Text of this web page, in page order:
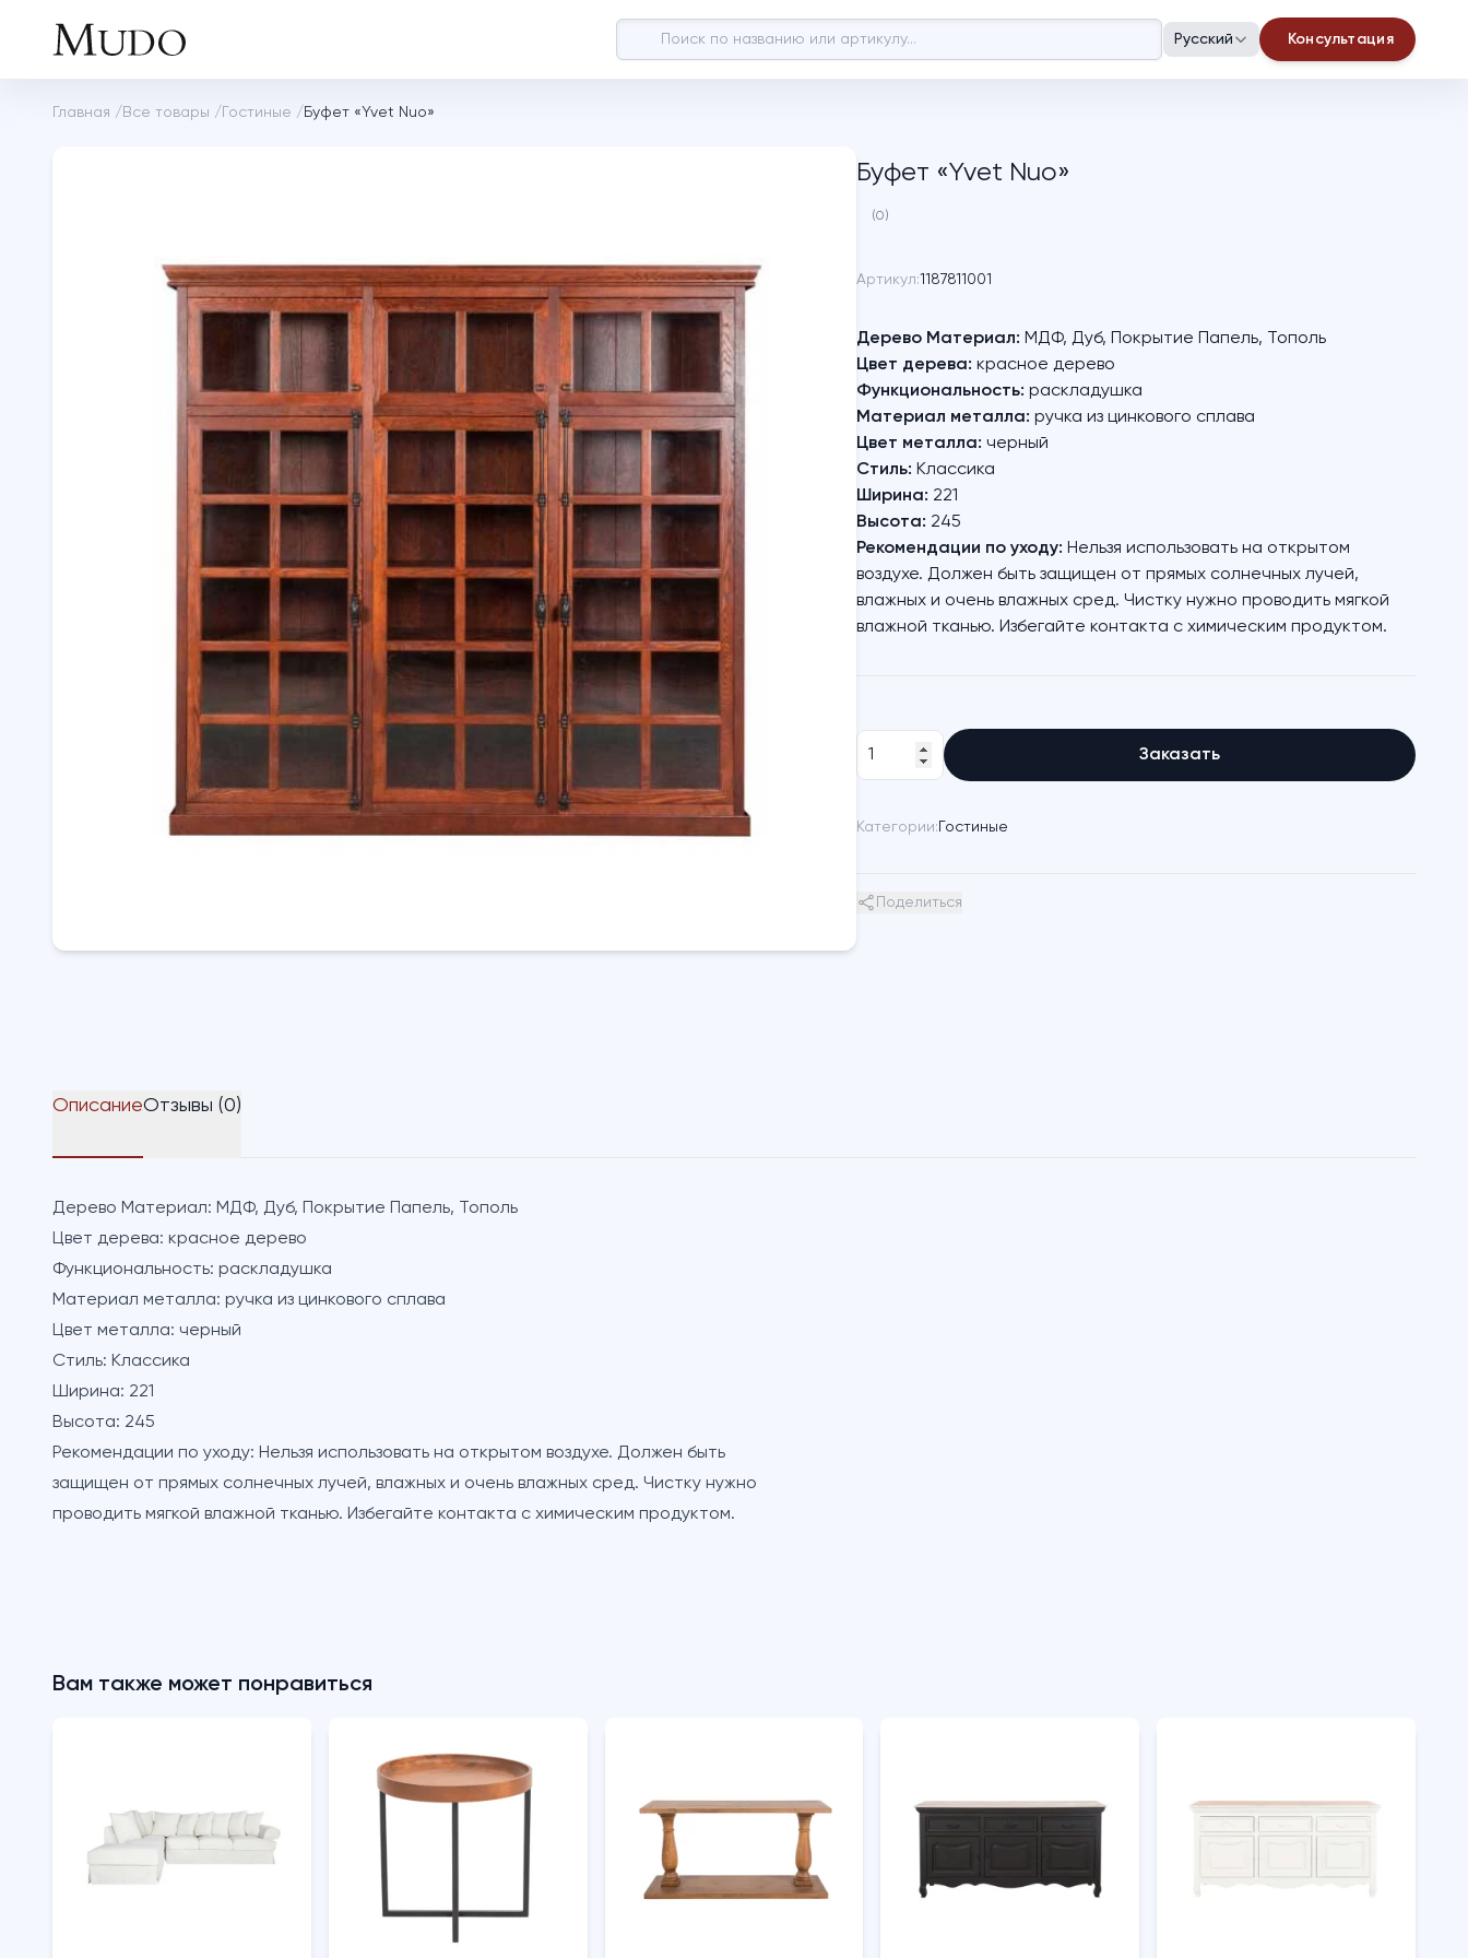
Русский Консультация
Главная / Все товары / Гостиные / Буфет «Yvet Nuo»
Буфет «Yvet Nuo»
(0)
Артикул:1187811001
Дерево Материал: МДФ, Дуб, Покрытие Папель, Тополь
Цвет дерева: красное дерево
Функциональность: раскладушка
Материал металла: ручка из цинкового сплава
Цвет металла: черный
Стиль: Классика
Ширина: 221
Высота: 245
Рекомендации по уходу: Нельзя использовать на открытом
воздухе. Должен быть защищен от прямых солнечных лучей,
влажных и очень влажных сред. Чистку нужно проводить мягкой
влажной тканью. Избегайте контакта с химическим продуктом.
Заказать
Категории: Гостиные
Поделиться
ОписаниеОтзывы (0)
Дерево Материал: МДФ, Дуб, Покрытие Папель, Тополь
Цвет дерева: красное дерево
Функциональность: раскладушка
Материал металла: ручка из цинкового сплава
Цвет металла: черный
Стиль: Классика
Ширина: 221
Высота: 245
Рекомендации по уходу: Нельзя использовать на открытом воздухе. Должен быть
защищен от прямых солнечных лучей, влажных и очень влажных сред. Чистку нужно
проводить мягкой влажной тканью. Избегайте контакта с химическим продуктом.
Вам также может понравиться